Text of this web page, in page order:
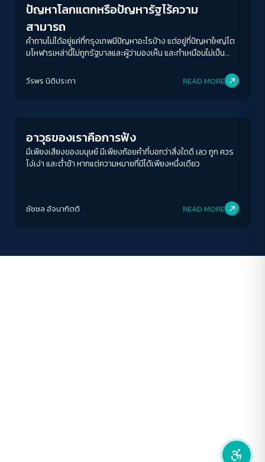
ปัญหาโลกแตกหรือปัญหารัฐไร้ความ
สามารถ
คำถามไม่ได้อยู่แค่ที่กรุงเทพมีปัญหาอะไรบ้าง แต่อยู่ที่ปัญหาใหญ่โต
มโหฬารเหล่านี้ไม่ถูกรัฐบาลและผู้ว่ามองเห็น และทำเหมือนไม่เป็น
วีรพร นิติประภา READ MORE
อาวุธของเราคือการฟัง
มีเพียงเสียงของมนุษย์ มีเพียงถ้อยคำที่บอกว่าสิ่งใดดี เลว ถูก ควร
โง่เง่า และต่ำช้า หากแต่ความหมายที่มีได้เพียงหนึ่งเดียว
ชัชชล อัจนากิตติ READ MORE
ระยะห่างข้อความ
ปกติ มาก มากที่สุด
ปิด Deutan Tritan